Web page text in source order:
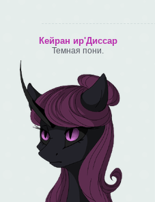
Кейран ир'Диссар
Темная пони.